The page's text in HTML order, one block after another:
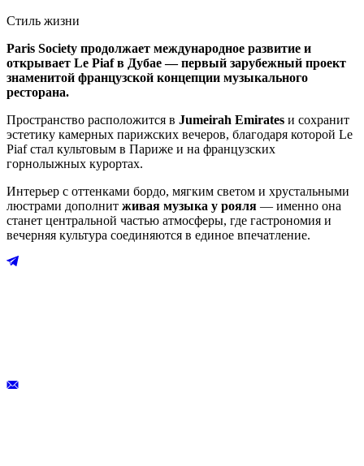
Стиль жизни
Paris Society продолжает международное развитие и
открывает Le Piaf в Дубае — первый зарубежный проект
знаменитой французской концепции музыкального
ресторана.
Пространство расположится в Jumeirah Emirates и сохранит
эстетику камерных парижских вечеров, благодаря которой Le
Piaf стал культовым в Париже и на французских
горнолыжных курортах.
Интерьер с оттенками бордо, мягким светом и хрустальными
люстрами дополнит живая музыка у рояля — именно она
станет центральной частью атмосферы, где гастрономия и
вечерняя культура соединяются в единое впечатление.